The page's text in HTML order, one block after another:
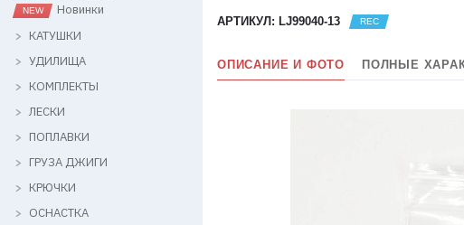
Новинки
КАТУШКИ
УДИЛИЩА
КОМПЛЕКТЫ
ЛЕСКИ
ПОПЛАВКИ
ГРУЗА ДЖИГИ
КРЮЧКИ
ОСНАСТКА
АРТИКУЛ: LJ99040-13
ОПИСАНИЕ И ФОТО ПОЛНЫЕ